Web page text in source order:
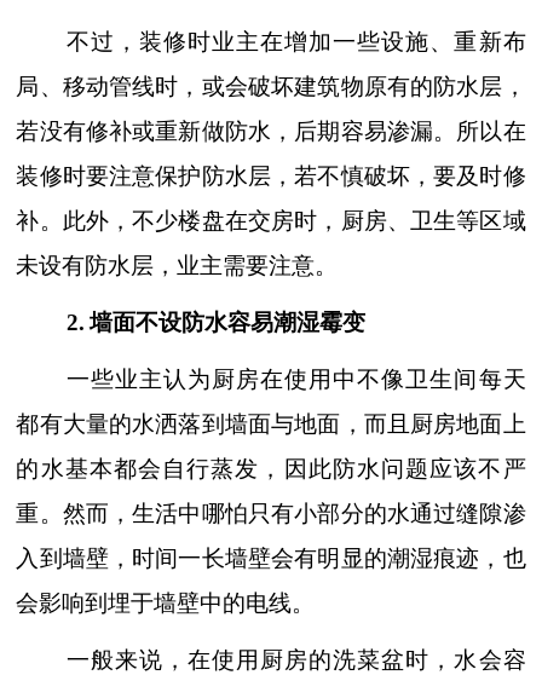
不过，装修时业主在增加一些设施、重新布
局、移动管线时，或会破坏建筑物原有的防水层，
若没有修补或重新做防水，后期容易渗漏。所以在
装修时要注意保护防水层，若不慎破坏，要及时修
补。此外，不少楼盘在交房时，厨房、卫生等区域
未设有防水层，业主需要注意。
2. 墙面不设防水容易潮湿霉变
一些业主认为厨房在使用中不像卫生间每天
都有大量的水洒落到墙面与地面，而且厨房地面上
的水基本都会自行蒸发，因此防水问题应该不严
重。然而，生活中哪怕只有小部分的水通过缝隙渗
入到墙壁，时间一长墙壁会有明显的潮湿痕迹，也
会影响到埋于墙壁中的电线。
一般来说，在使用厨房的洗菜盆时，水会容